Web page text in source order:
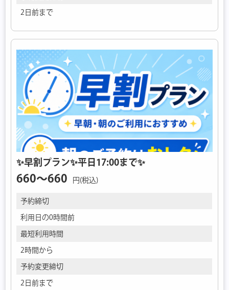
2日前まで
✨早割プラン✨平日17:00まで✨
660〜660 円(税込)
予約締切
利用日の0時間前
最短利用時間
2時間から
予約変更締切
2日前まで